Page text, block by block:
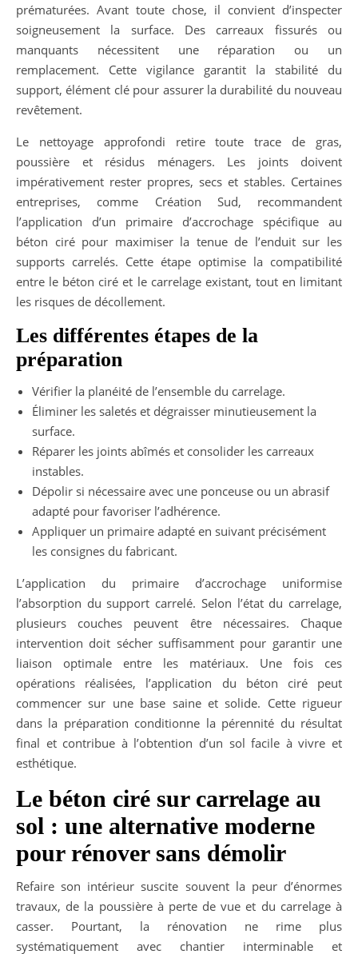
prématurées. Avant toute chose, il convient d’inspecter
soigneusement la surface. Des carreaux fissurés ou
manquants nécessitent une réparation ou un
remplacement. Cette vigilance garantit la stabilité du
support, élément clé pour assurer la durabilité du nouveau
revêtement.
Le nettoyage approfondi retire toute trace de gras,
poussière et résidus ménagers. Les joints doivent
impérativement rester propres, secs et stables. Certaines
entreprises, comme Création Sud, recommandent
l’application d’un primaire d’accrochage spécifique au
béton ciré pour maximiser la tenue de l’enduit sur les
supports carrelés. Cette étape optimise la compatibilité
entre le béton ciré et le carrelage existant, tout en limitant
les risques de décollement.
Les différentes étapes de la
préparation
Vérifier la planéité de l’ensemble du carrelage.
Éliminer les saletés et dégraisser minutieusement la
surface.
Réparer les joints abîmés et consolider les carreaux
instables.
Dépolir si nécessaire avec une ponceuse ou un abrasif
adapté pour favoriser l’adhérence.
Appliquer un primaire adapté en suivant précisément
les consignes du fabricant.
L’application du primaire d’accrochage uniformise
l’absorption du support carrelé. Selon l’état du carrelage,
plusieurs couches peuvent être nécessaires. Chaque
intervention doit sécher suffisamment pour garantir une
liaison optimale entre les matériaux. Une fois ces
opérations réalisées, l’application du béton ciré peut
commencer sur une base saine et solide. Cette rigueur
dans la préparation conditionne la pérennité du résultat
final et contribue à l’obtention d’un sol facile à vivre et
esthétique.
Le béton ciré sur carrelage au
sol : une alternative moderne
pour rénover sans démolir
Refaire son intérieur suscite souvent la peur d’énormes
travaux, de la poussière à perte de vue et du carrelage à
casser. Pourtant, la rénovation ne rime plus
systématiquement avec chantier interminable et